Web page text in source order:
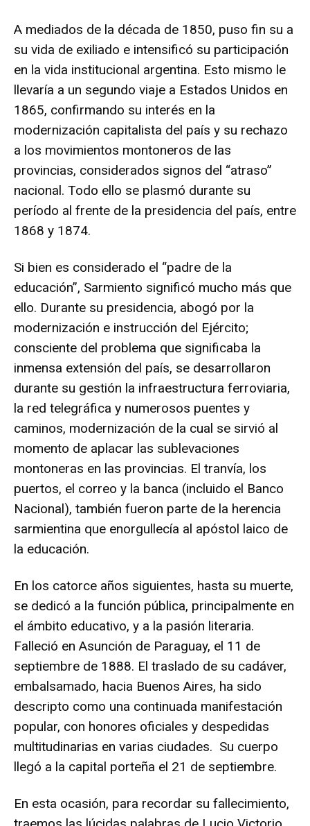
A mediados de la década de 1850, puso fin su a
su vida de exiliado e intensificó su participación
en la vida institucional argentina. Esto mismo le
llevaría a un segundo viaje a Estados Unidos en
1865, confirmando su interés en la
modernización capitalista del país y su rechazo
a los movimientos montoneros de las
provincias, considerados signos del “atraso”
nacional. Todo ello se plasmó durante su
período al frente de la presidencia del país, entre
1868 y 1874.
Si bien es considerado el “padre de la
educación”, Sarmiento significó mucho más que
ello. Durante su presidencia, abogó por la
modernización e instrucción del Ejército;
consciente del problema que significaba la
inmensa extensión del país, se desarrollaron
durante su gestión la infraestructura ferroviaria,
la red telegráfica y numerosos puentes y
caminos, modernización de la cual se sirvió al
momento de aplacar las sublevaciones
montoneras en las provincias. El tranvía, los
puertos, el correo y la banca (incluido el Banco
Nacional), también fueron parte de la herencia
sarmientina que enorgullecía al apóstol laico de
la educación.
En los catorce años siguientes, hasta su muerte,
se dedicó a la función pública, principalmente en
el ámbito educativo, y a la pasión literaria.
Falleció en Asunción de Paraguay, el 11 de
septiembre de 1888. El traslado de su cadáver,
embalsamado, hacia Buenos Aires, ha sido
descripto como una continuada manifestación
popular, con honores oficiales y despedidas
multitudinarias en varias ciudades. Su cuerpo
llegó a la capital porteña el 21 de septiembre.
En esta ocasión, para recordar su fallecimiento,